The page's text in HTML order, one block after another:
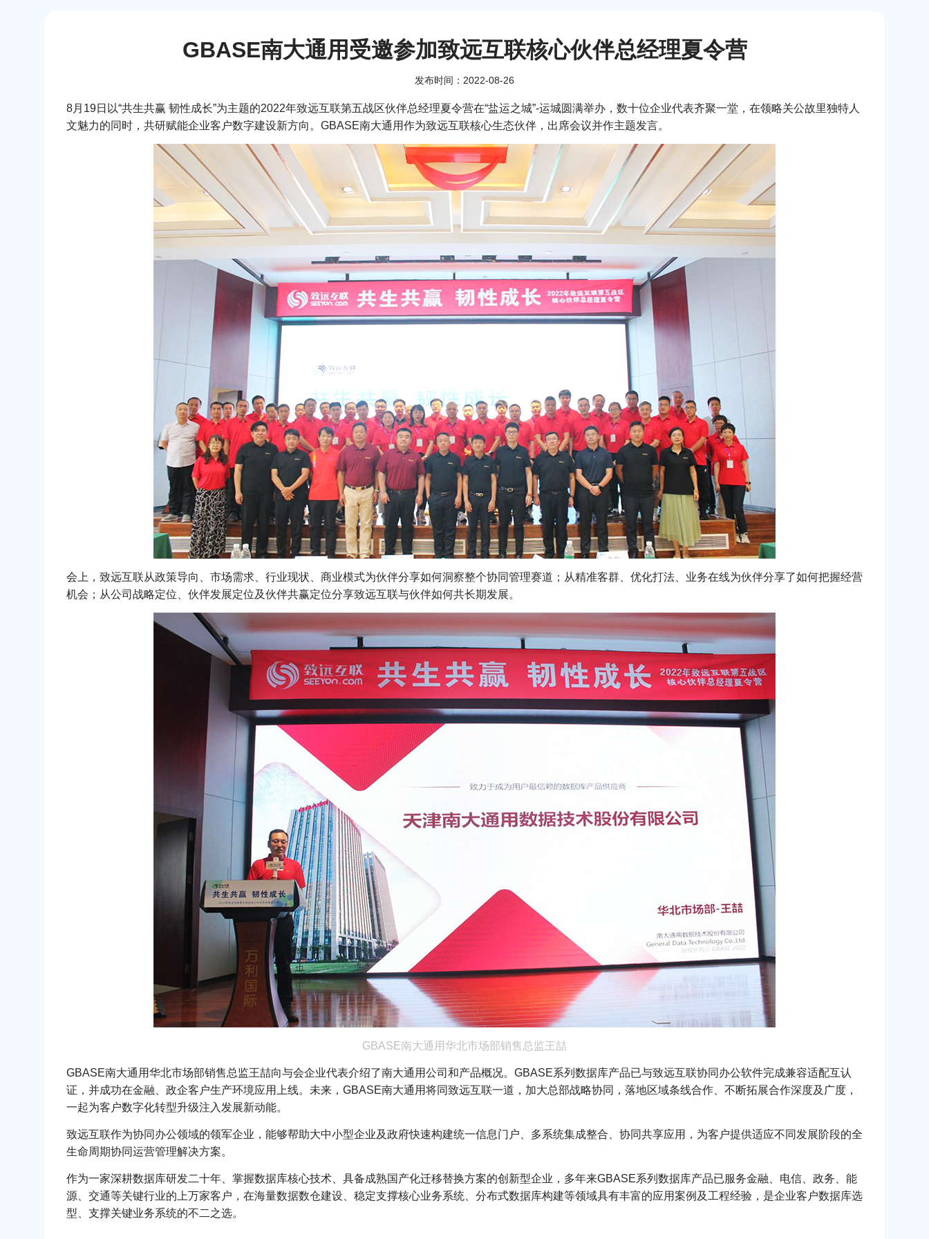
GBASE南大通用受邀参加致远互联核心伙伴总经理夏令营
发布时间：2022-08-26
8月19日以“共生共赢 韧性成长”为主题的2022年致远互联第五战区伙伴总经理夏令营在“盐运之城”-运城圆满举办，数十位企业代表齐聚一堂，在领略关公故里独特人
文魅力的同时，共研赋能企业客户数字建设新方向。GBASE南大通用作为致远互联核心生态伙伴，出席会议并作主题发言。
会上，致远互联从政策导向、市场需求、行业现状、商业模式为伙伴分享如何洞察整个协同管理赛道；从精准客群、优化打法、业务在线为伙伴分享了如何把握经营
机会；从公司战略定位、伙伴发展定位及伙伴共赢定位分享致远互联与伙伴如何共长期发展。
GBASE南大通用华北市场部销售总监王喆
GBASE南大通用华北市场部销售总监王喆向与会企业代表介绍了南大通用公司和产品概况。GBASE系列数据库产品已与致远互联协同办公软件完成兼容适配互认
证，并成功在金融、政企客户生产环境应用上线。未来，GBASE南大通用将同致远互联一道，加大总部战略协同，落地区域条线合作、不断拓展合作深度及广度，
一起为客户数字化转型升级注入发展新动能。
致远互联作为协同办公领域的领军企业，能够帮助大中小型企业及政府快速构建统一信息门户、多系统集成整合、协同共享应用，为客户提供适应不同发展阶段的全
生命周期协同运营管理解决方案。
作为一家深耕数据库研发二十年、掌握数据库核心技术、具备成熟国产化迁移替换方案的创新型企业，多年来GBASE系列数据库产品已服务金融、电信、政务、能
源、交通等关键行业的上万家客户，在海量数据数仓建设、稳定支撑核心业务系统、分布式数据库构建等领域具有丰富的应用案例及工程经验，是企业客户数据库选
型、支撑关键业务系统的不二之选。